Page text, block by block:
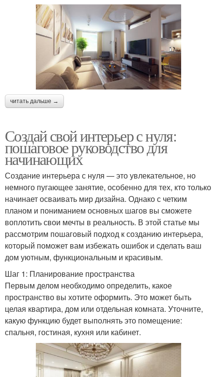
читать дальше →
Создай свой интерьер с нуля:
пошаговое руководство для
начинающих
Создание интерьера с нуля — это увлекательное, но
немного пугающее занятие, особенно для тех, кто только
начинает осваивать мир дизайна. Однако с четким
планом и пониманием основных шагов вы сможете
воплотить свои мечты в реальность. В этой статье мы
рассмотрим пошаговый подход к созданию интерьера,
который поможет вам избежать ошибок и сделать ваш
дом уютным, функциональным и красивым.
Шаг 1: Планирование пространства
Первым делом необходимо определить, какое
пространство вы хотите оформить. Это может быть
целая квартира, дом или отдельная комната. Уточните,
какую функцию будет выполнять это помещение:
спальня, гостиная, кухня или кабинет.